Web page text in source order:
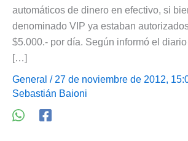
automáticos de dinero en efectivo, si
denominado VIP ya estaban
$5.000.- por día. Según informó el
[…]
General / 27 de noviembre de 2012,
Sebastián Baioni